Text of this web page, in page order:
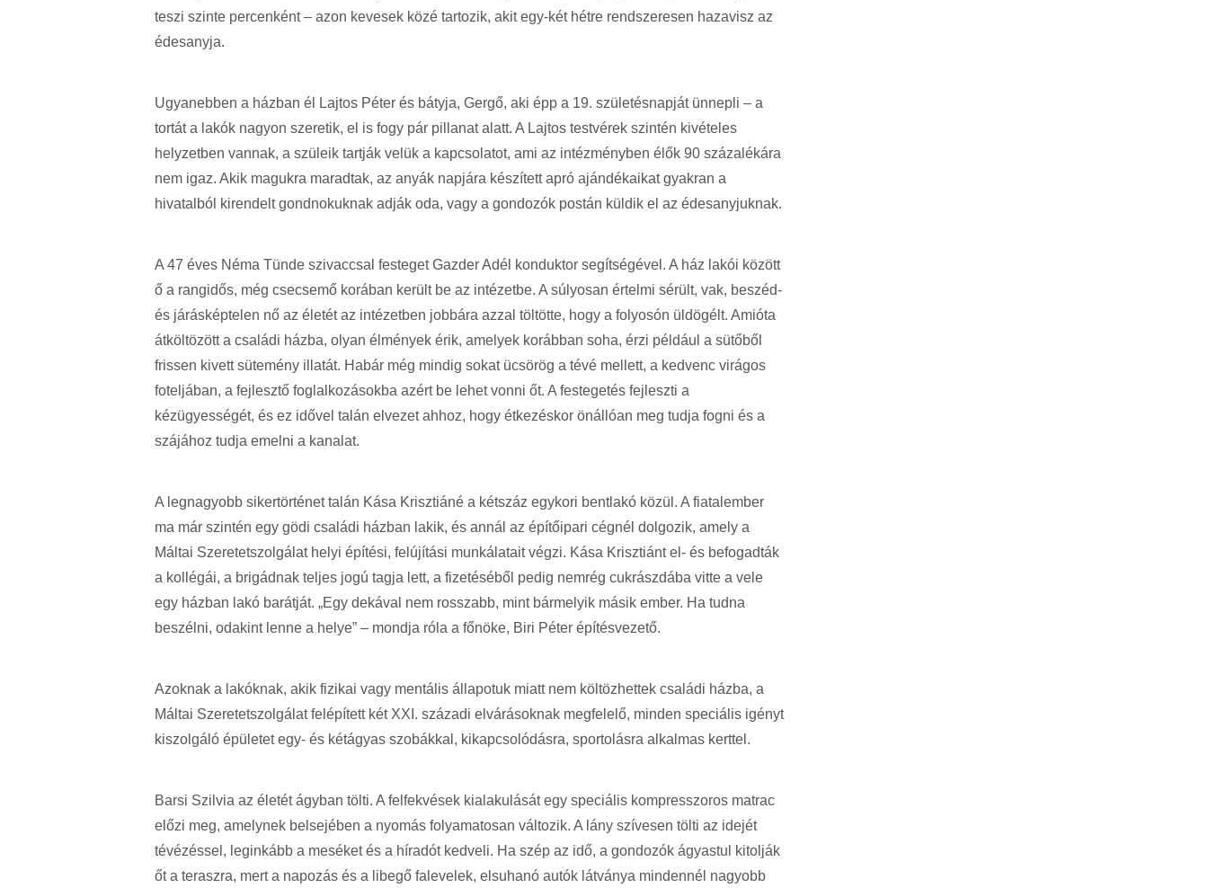
teszi szinte percenként – azon kevesek közé tartozik, akit egy-két hétre rendszeresen hazavisz az
édesanyja.
Ugyanebben a házban él Lajtos Péter és bátyja, Gergő, aki épp a 19. születésnapját ünnepli – a
tortát a lakók nagyon szeretik, el is fogy pár pillanat alatt. A Lajtos testvérek szintén kivételes
helyzetben vannak, a szüleik tartják velük a kapcsolatot, ami az intézményben élők 90 százalékára
nem igaz. Akik magukra maradtak, az anyák napjára készített apró ajándékaikat gyakran a
hivatalból kirendelt gondnokuknak adják oda, vagy a gondozók postán küldik el az édesanyjuknak.
A 47 éves Néma Tünde szivaccsal festeget Gazder Adél konduktor segítségével. A ház lakói között
ő a rangidős, még csecsemő korában került be az intézetbe. A súlyosan értelmi sérült, vak, beszéd-
és járásképtelen nő az életét az intézetben jobbára azzal töltötte, hogy a folyosón üldögélt. Amióta
átköltözött a családi házba, olyan élmények érik, amelyek korábban soha, érzi például a sütőből
frissen kivett sütemény illatát. Habár még mindig sokat ücsörög a tévé mellett, a kedvenc virágos
foteljában, a fejlesztő foglalkozásokba azért be lehet vonni őt. A festegetés fejleszti a
kézügyességét, és ez idővel talán elvezet ahhoz, hogy étkezéskor önállóan meg tudja fogni és a
szájához tudja emelni a kanalat.
A legnagyobb sikertörténet talán Kása Krisztiáné a kétszáz egykori bentlakó közül. A fiatalember
ma már szintén egy gödi családi házban lakik, és annál az építőipari cégnél dolgozik, amely a
Máltai Szeretetszolgálat helyi építési, felújítási munkálatait végzi. Kása Krisztiánt el- és befogadták
a kollégái, a brigádnak teljes jogú tagja lett, a fizetéséből pedig nemrég cukrászdába vitte a vele
egy házban lakó barátját. „Egy dekával nem rosszabb, mint bármelyik másik ember. Ha tudna
beszélni, odakint lenne a helye” – mondja róla a főnöke, Biri Péter építésvezető.
Azoknak a lakóknak, akik fizikai vagy mentális állapotuk miatt nem költözhettek családi házba, a
Máltai Szeretetszolgálat felépített két XXI. századi elvárásoknak megfelelő, minden speciális igényt
kiszolgáló épületet egy- és kétágyas szobákkal, kikapcsolódásra, sportolásra alkalmas kerttel.
Barsi Szilvia az életét ágyban tölti. A felfekvések kialakulását egy speciális kompresszoros matrac
előzi meg, amelynek belsejében a nyomás folyamatosan változik. A lány szívesen tölti az idejét
tévézéssel, leginkább a meséket és a híradót kedveli. Ha szép az idő, a gondozók ágyastul kitolják
őt a teraszra, mert a napozás és a libegő falevelek, elsuhanó autók látványa mindennél nagyobb